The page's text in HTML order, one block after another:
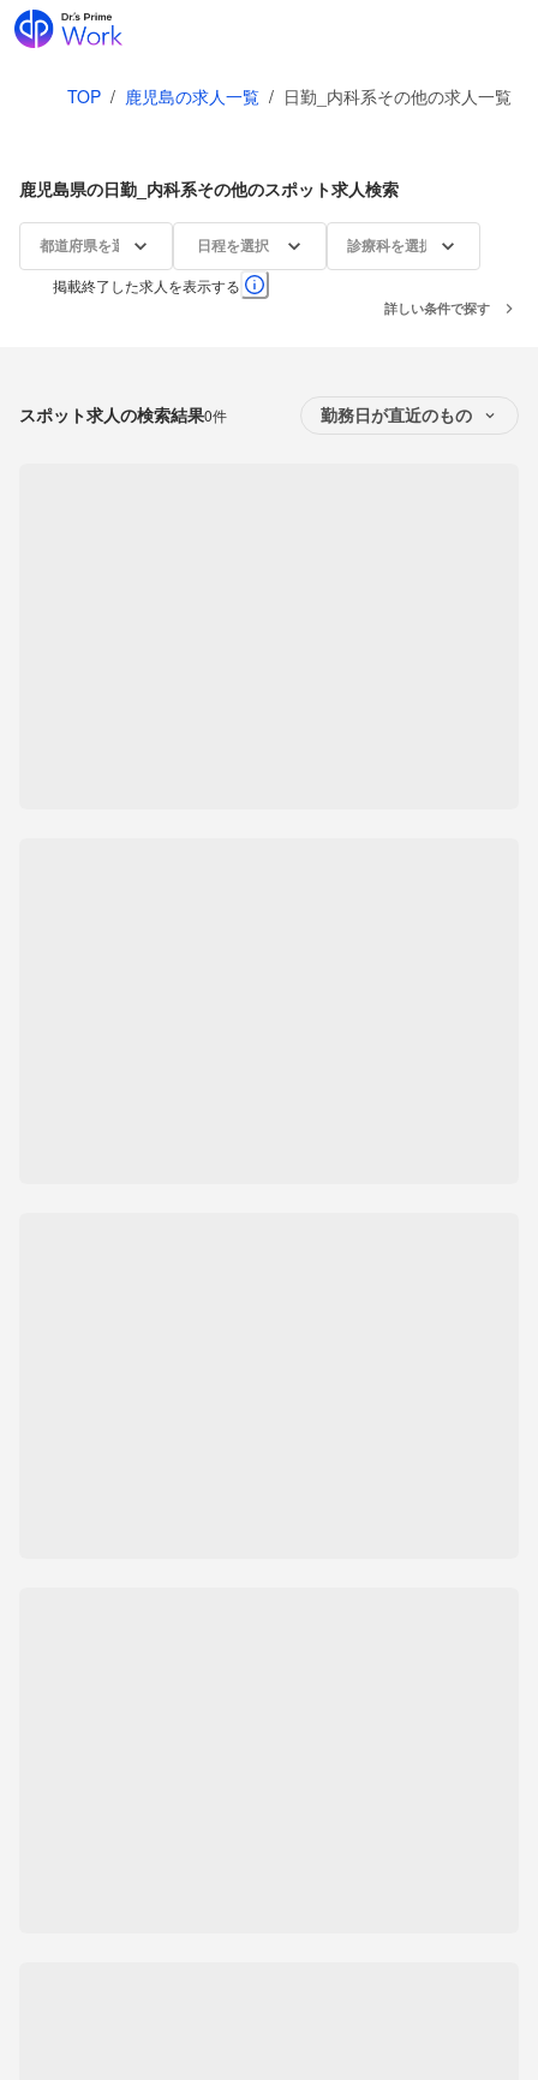
TOP / 鹿児島の求人一覧 / 日勤_内科系その他の求人一覧
鹿児島県の日勤_内科系その他のスポット求人検索
都道府県を選択 日程を選択 診療科を選択
掲載終了した求人を表示する
詳しい条件で探す
スポット求人の検索結果0件 勤務日が直近のもの